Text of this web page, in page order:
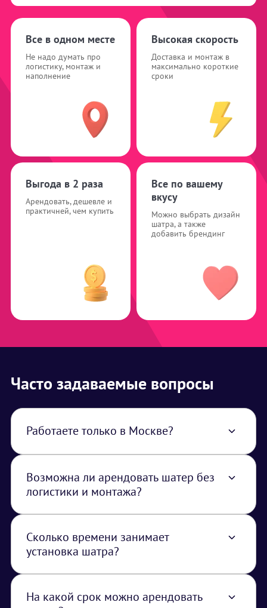
Все в одном месте
Не надо думать про
логистику, монтаж и
наполнение
Высокая скорость
Доставка и монтаж в
максимально короткие
сроки
Выгода в 2 раза
Арендовать, дешевле и
практичней, чем купить
Все по вашему
вкусу
Можно выбрать дизайн
шатра, а также
добавить брендинг
Часто задаваемые вопросы
Работаете только в Москве?
стоимость услуги закладывается логистика
из Москвы.
Возможна ли арендовать шатер без
логистики и монтажа?
устанавливаются только нашими
специалистами.
Сколько времени занимает
установка шатра?
шатра, но обычно занимает несколько
часов.
На какой срок можно арендовать